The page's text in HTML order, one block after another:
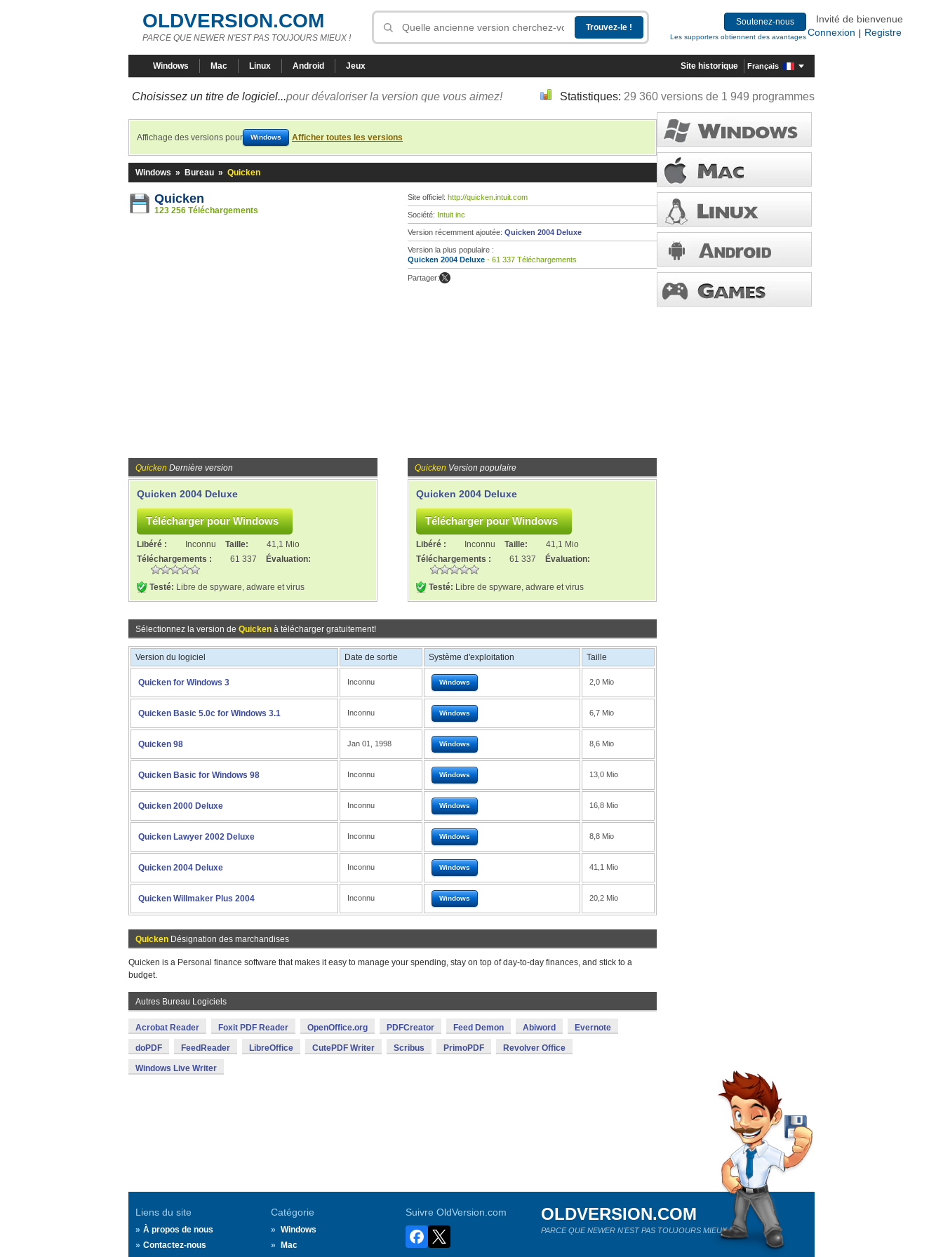
OLDVERSION.COM
PARCE QUE NEWER N'EST PAS TOUJOURS MIEUX !
Soutenez-nous
Les supporters obtiennent des avantages
Invité de bienvenue
Connexion
Registre
Windows Mac Linux Android Jeux Site historique Français
Choisissez un titre de logiciel...pour dévaloriser la version que vous aimez! Statistiques: 29 360 versions de 1 949 programmes
Affichage des versions pour Windows Afficher toutes les versions
Windows » Bureau » Quicken
Quicken
123 256 Téléchargements
Site officiel: http://quicken.intuit.com
Société: Intuit inc
Version récemment ajoutée: Quicken 2004 Deluxe
Version la plus populaire :
Quicken 2004 Deluxe - 61 337 Téléchargements
Partager:
Quicken Dernière version
Quicken 2004 Deluxe
Libéré : Inconnu Taille:
41,1 Mio
Téléchargements :
61 337 Évaluation:
Testé: Libre de spyware, adware et virus
Quicken Version populaire
Quicken 2004 Deluxe
Libéré : Inconnu Taille:
41,1 Mio
Téléchargements :
61 337 Évaluation:
Testé: Libre de spyware, adware et virus
Sélectionnez la version de Quicken à télécharger gratuitement!
Version du logiciel Date de sortie Système d'exploitation Taille
Quicken for Windows 3 Inconnu Windows 2,0 Mio
Quicken Basic 5.0c for Windows 3.1 Inconnu Windows 6,7 Mio
Quicken 98 Jan 01, 1998 Windows 8,6 Mio
Quicken Basic for Windows 98 Inconnu Windows 13,0 Mio
Quicken 2000 Deluxe Inconnu Windows 16,8 Mio
Quicken Lawyer 2002 Deluxe Inconnu Windows 8,8 Mio
Quicken 2004 Deluxe Inconnu Windows 41,1 Mio
Quicken Willmaker Plus 2004 Inconnu Windows 20,2 Mio
Quicken Désignation des marchandises
Quicken is a Personal finance software that makes it easy to manage your spending, stay on top of day-to-day finances, and stick to a
budget.
Autres Bureau Logiciels
Acrobat Reader Foxit PDF Reader OpenOffice.org PDFCreator Feed Demon Abiword Evernote
doPDF FeedReader LibreOffice CutePDF Writer Scribus PrimoPDF Revolver Office
Windows Live Writer
Liens du site
À propos de nous
Contactez-nous
Catégorie
Windows
Mac
Suivre OldVersion.com OLDVERSION.COM
PARCE QUE NEWER N'EST PAS TOUJOURS MIEUX !